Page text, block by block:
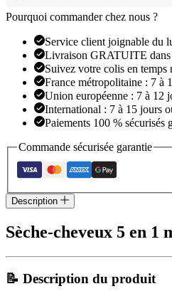
multifonction
Pourquoi commander chez nous ?
Service client joignable du
Livraison GRATUITE dans
Suivez votre colis en temps
France métropolitaine : 7 à
Union européenne : 7 à 12
International : 7 à 15 jours
Paiements 100 % sécurisés
Commande sécurisée garantie
Description
Sèche-cheveux 5 en
📝 Description du produit